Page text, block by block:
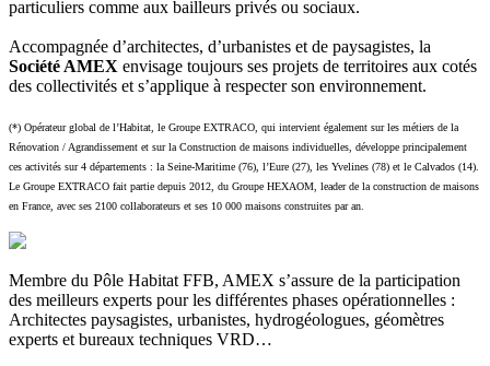
particuliers comme aux bailleurs privés ou sociaux.
Accompagnée d’architectes, d’urbanistes et de paysagistes, la
Société AMEX envisage toujours ses projets de territoires aux cotés
des collectivités et s’applique à respecter son environnement.
(*) Opérateur global de l’Habitat, le Groupe EXTRACO, qui intervient également sur les métiers de la
Rénovation / Agrandissement et sur la Construction de maisons individuelles, développe principalement
ces activités sur 4 départements : la Seine-Maritime (76), l’Eure (27), les Yvelines (78) et le Calvados (14).
Le Groupe EXTRACO fait partie depuis 2012, du Groupe HEXAOM, leader de la construction de maisons
en France, avec ses 2100 collaborateurs et ses 10 000 maisons construites par an.
Membre du Pôle Habitat FFB, AMEX s’assure de la participation
des meilleurs experts pour les différentes phases opérationnelles :
Architectes paysagistes, urbanistes, hydrogéologues, géomètres
experts et bureaux techniques VRD…